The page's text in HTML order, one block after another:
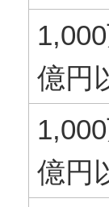
億円
億円